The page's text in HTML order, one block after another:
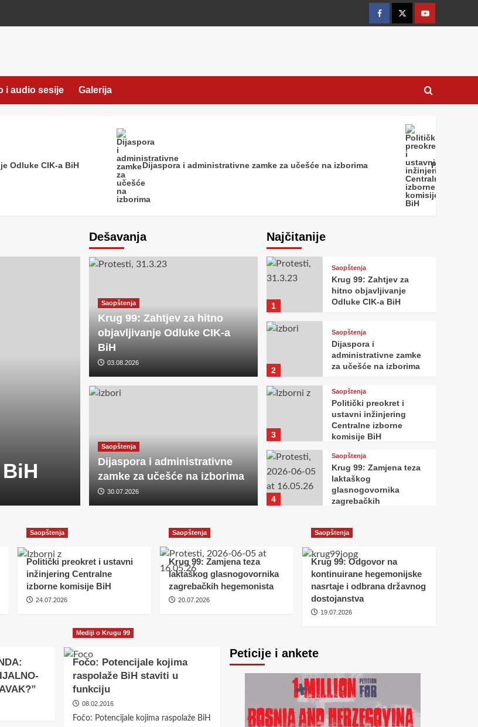
FacebookTwitterYouTube
i audio sesije Galerija
Odluke CIK-a BiH Dijaspora i administrativne zamke za učešće na izborima Politički
Dešavanja
Saopštenja
Krug 99: Zahtjev za hitno
objavljivanje Odluke CIK-a
BiH
03.08.2026
Saopštenja
Dijaspora i administrativne
zamke za učešće na izborima
30.07.2026
Najčitanije
1
Saopštenja
Krug 99: Zahtjev za
hitno objavljivanje
Odluke CIK-a BiH
2
Saopštenja
Dijaspora i
administrativne zamke
za učešće na izborima
3
Saopštenja
Politički preokret i
ustavni inžinjering
Centralne izborne
komisije BiH
4
Saopštenja
Krug 99: Zamjena teza
laktaškog
glasnogovornika
zagrebačkih
Krug 99: Odgovor na
hegemonijske nasrtaje
i odbrana državnog
dostojanstva
Saopštenja
Politički preokret i ustavni
inžinjering Centralne
izborne komisije BiH
24.07.2026
Saopštenja
Krug 99: Zamjena teza
laktaškog glasnogovornika
zagrebačkih hegemonista
20.07.2026
Saopštenja
Krug 99: Odgovor na
kontinuirane hegemonijske
nasrtaje i odbrana državnog
dostojanstva
19.07.2026
Mediji o Krugu 99
Fočo: Potencijale kojima
raspolaže BiH staviti u
funkciju
08.02.2016
Fočo: Potencijale kojima raspolaže BiH
Peticije i ankete